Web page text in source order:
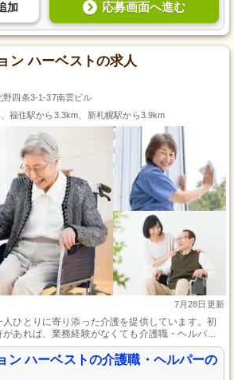
加 応募画面へ進む
ン ハーベストの求人
野四条3-1-37南雲ビル
福住駅から3.3km、新札幌駅から3.9km
7月28日更新
ひとりに寄り添った介護を提供しています。初
あれば、業務経験がなくても介護職・ヘルパー
休みで年間休日数は110日、時間外勤務もほぼない
立がしやすい職場環境です。地域に根差した暮ら
ながら働きませんか？
ン ハーベストの介護職・ヘルパーの